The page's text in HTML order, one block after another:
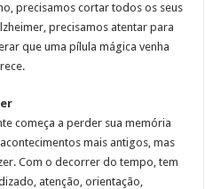
precisamos cortar todos os seus
precisamos atentar para
que uma pílula mágica venha
começa a perder sua memória
mais antigos, mas
Com o decorrer do tempo, tem
atenção, orientação,